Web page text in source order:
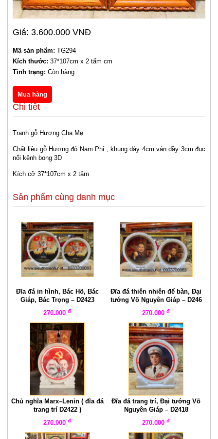
Giá: 3.600.000 VNĐ
Mã sản phẩm: TG294
Kích thước: 37*107cm x 2 tấm cm
Tình trạng: Còn hàng
Chi tiết
Tranh gỗ Hương Cha Mẹ
Chất liệu gỗ Hương đỏ Nam Phi , khung dày 4cm ván dầy 3cm đục
nổi kênh bong 3D
Kích cỡ 37*107cm x 2 tấm
Sản phẩm cùng danh mục
Đĩa đá in hình, Bác Hồ, Bác
Giáp, Bác Trọng – D2423
270.000 đ
Đĩa đá thiên nhiên để bàn, Đại
tướng Võ Nguyên Giáp – D246
270.000 đ
Chủ nghĩa Marx–Lenin ( đĩa đá
trang trí D2422 )
270.000 đ
Đĩa đá trang trí, Đại tướng Võ
Nguyên Giáp – D2418
270.000 đ